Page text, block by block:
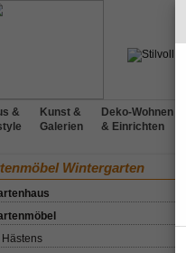
&
Kunst &
Galerien
Deko-Wohnen
& Einrichten
Wintergarten
Hästens